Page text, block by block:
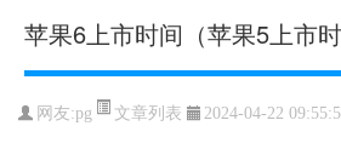
苹果6上市时间（苹果5上市时
网友:pg 文章列表 2024-04-22